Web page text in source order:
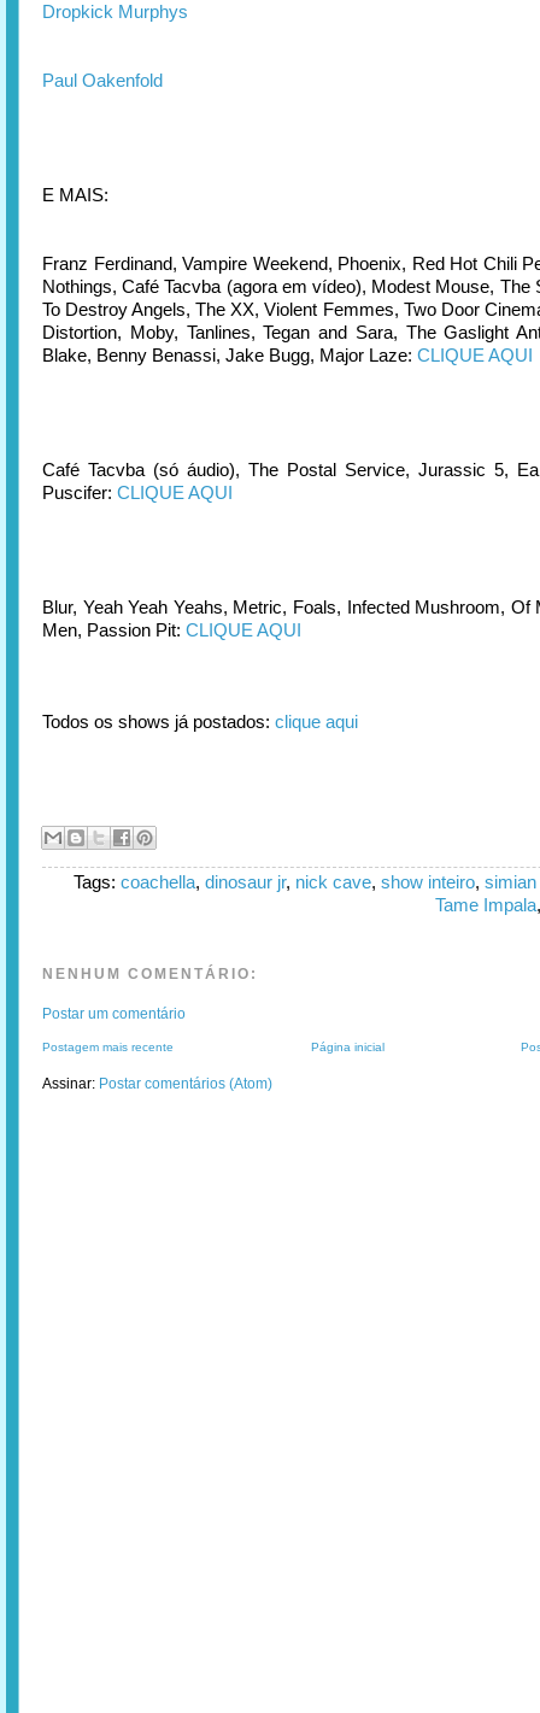
Dropkick Murphys
Paul Oakenfold
E MAIS:
Franz Ferdinand, Vampire Weekend, Phoenix, Red Hot Chili
Nothings, Café Tacvba (agora em vídeo), Modest Mouse, The
To Destroy Angels, The XX, Violent Femmes, Two Door
Distortion, Moby, Tanlines, Tegan and Sara, The Gaslight
Blake, Benny Benassi, Jake Bugg, Major Laze: CLIQUE AQUI
Café Tacvba (só áudio), The Postal Service, Jurassic 5,
Puscifer: CLIQUE AQUI
Blur, Yeah Yeah Yeahs, Metric, Foals, Infected Mushroom, Of
Men, Passion Pit: CLIQUE AQUI
Todos os shows já postados: clique aqui
Tags: coachella, dinosaur jr, nick cave, show inteiro,
Tame Impala
NENHUM COMENTÁRIO:
Postar um comentário
Postagem mais recente Página inicial
Assinar: Postar comentários (Atom)